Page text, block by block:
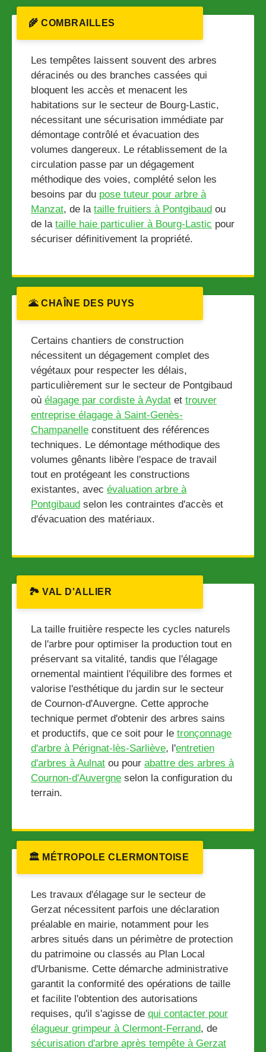
🌾 COMBRAILLES
Les tempêtes laissent souvent des arbres
déracinés ou des branches cassées qui
bloquent les accès et menacent les
habitations sur le secteur de Bourg-Lastic,
nécessitant une sécurisation immédiate par
démontage contrôlé et évacuation des
volumes dangereux. Le rétablissement de la
circulation passe par un dégagement
méthodique des voies, complété selon les
besoins par du pose tuteur pour arbre à
Manzat, de la taille fruitiers à Pontgibaud ou
de la taille haie particulier à Bourg-Lastic pour
sécuriser définitivement la propriété.
🌋 CHAÎNE DES PUYS
Certains chantiers de construction
nécessitent un dégagement complet des
végétaux pour respecter les délais,
particulièrement sur le secteur de Pontgibaud
où élagage par cordiste à Aydat et trouver
entreprise élagage à Saint-Genès-
Champanelle constituent des références
techniques. Le démontage méthodique des
volumes gênants libère l'espace de travail
tout en protégeant les constructions
existantes, avec évaluation arbre à
Pontgibaud selon les contraintes d'accès et
d'évacuation des matériaux.
🏞️ VAL D'ALLIER
La taille fruitière respecte les cycles naturels
de l'arbre pour optimiser la production tout en
préservant sa vitalité, tandis que l'élagage
ornemental maintient l'équilibre des formes et
valorise l'esthétique du jardin sur le secteur
de Cournon-d'Auvergne. Cette approche
technique permet d'obtenir des arbres sains
et productifs, que ce soit pour le tronçonnage
d'arbre à Pérignat-lès-Sarliève, l'entretien
d'arbres à Aulnat ou pour abattre des arbres à
Cournon-d'Auvergne selon la configuration du
terrain.
🏛️ MÉTROPOLE CLERMONTOISE
Les travaux d'élagage sur le secteur de
Gerzat nécessitent parfois une déclaration
préalable en mairie, notamment pour les
arbres situés dans un périmètre de protection
du patrimoine ou classés au Plan Local
d'Urbanisme. Cette démarche administrative
garantit la conformité des opérations de taille
et facilite l'obtention des autorisations
requises, qu'il s'agisse de qui contacter pour
élagueur grimpeur à Clermont-Ferrand, de
sécurisation d'arbre après tempête à Gerzat